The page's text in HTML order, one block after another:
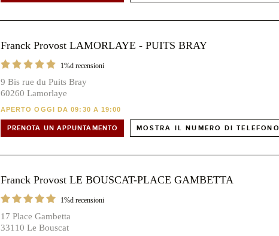
Franck Provost LAMORLAYE - PUITS BRAY
1%d recensioni
9 Bis rue du Puits Bray
60260 Lamorlaye
APERTO OGGI DA 09:30 A 19:00
PRENOTA UN APPUNTAMENTO MOSTRA IL NUMERO DI TELEFONO
Franck Provost LE BOUSCAT-PLACE GAMBETTA
1%d recensioni
17 Place Gambetta
33110 Le Bouscat